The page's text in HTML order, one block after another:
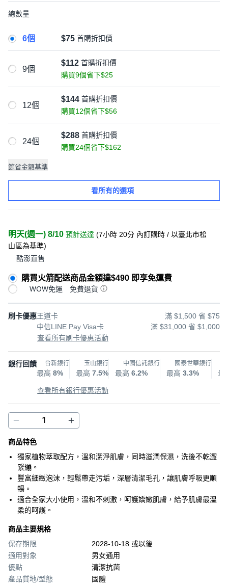
總數量
6個 $75 首購折扣價
9個
$112 首購折扣價
購買9個省下$25
12個
$144 首購折扣價
購買12個省下$56
24個
$288 首購折扣價
購買24個省下$162
節省金額基準
看所有的選項
明天(週一) 8/10 預計送達 (7小時 20分 內訂購時 / 以臺北市松
山區為基準)
酷澎直售
購買火箭配送商品金額達$490 即享免運費
WOW免運 免費退貨
刷卡優惠王道卡
滿 $1,500 省 $75
中信LINE Pay Visa卡
滿 $31,000 省 $1,000
查看所有刷卡優惠活動
銀行回饋 台新銀行
最高 8%
玉山銀行
最高 7.5%
中國信託銀行
最高 6.2%
國泰世華銀行
最高 3.3% 最
查看所有銀行優惠活動
商品特色
獨家植物萃取配方，溫和潔淨肌膚，同時滋潤保濕，洗後不乾澀
緊繃。
豐富細緻泡沫，輕鬆帶走污垢，深層清潔毛孔，讓肌膚呼吸更順
暢。
適合全家大小使用，溫和不刺激，呵護嬌嫩肌膚，給予肌膚最溫
柔的呵護。
商品主要規格
保存期限
2028-10-18 或以後
適用對象
男女通用
優點
清潔抗菌
產品質地/型態
固體